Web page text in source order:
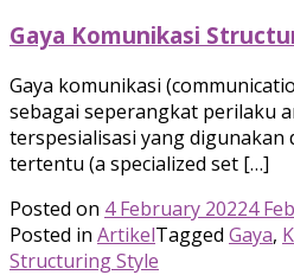
Gaya Komunikasi
Gaya komunikasi
sebagai seperangkat perilaku
terspesialisasi yang digunakan
tertentu (a specialized set […]
Posted on 4 February 20224
Posted in ArtikelTagged Gaya,
Structuring Style